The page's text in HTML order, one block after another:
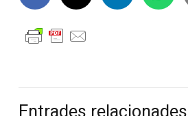
Entrades relacionades